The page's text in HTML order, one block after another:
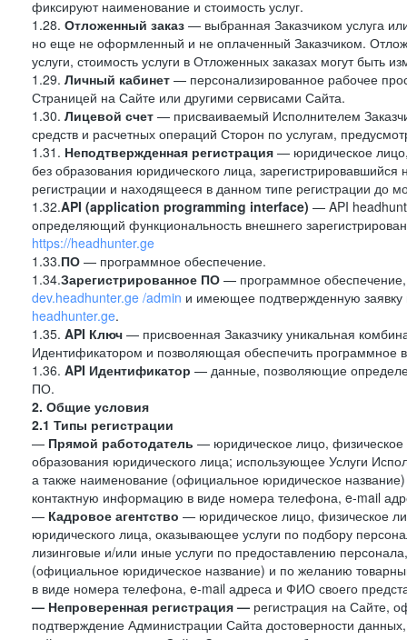
фиксируют наименование и стоимость услуг.
1.28. Отложенный заказ — выбранная Заказчиком услуга
но еще не оформленный и не оплаченный Заказчиком.
услуги, стоимость услуги в Отложенных заказах могут
1.29. Личный кабинет — персонализированное рабочее
Страницей на Сайте или другими сервисами Сайта.
1.30. Лицевой счет — присваиваемый Исполнителем
средств и расчетных операций Сторон по услугам,
1.31. Неподтвержденная регистрация — юридическое
без образования юридического лица,
регистрации и находящееся в данном типе регистрации до
1.32.API (application programming interface) — API
определяющий функциональность внешнего
https://headhunter.ge
1.33.ПО — программное обеспечение.
1.34.Зарегистрированное ПО — программное
dev.headhunter.ge /admin и имеющее подтвержденную
headhunter.ge.
1.35. API Ключ — присвоенная Заказчику уникальная
Идентификатором и позволяющая обеспечить программное
1.36. API Идентификатор — данные, позволяющие
ПО.
2. Общие условия
2.1 Типы регистрации
— Прямой работодатель — юридическое лицо,
образования юридического лица; использующее Услуги
а также наименование (официальное юридическое
контактную информацию в виде номера телефона, e-mail
— Кадровое агентство — юридическое лицо, физическое
юридического лица, оказывающее услуги по подбору
лизинговые и/или иные услуги по предоставлению
(официальное юридическое название) и по желанию
в виде номера телефона, e-mail адреса и ФИО своего
— Непроверенная регистрация — регистрация на Сайте,
подтверждение Администрации Сайта достоверности